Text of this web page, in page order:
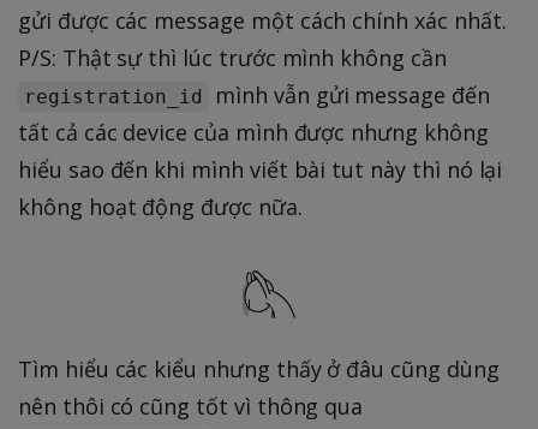
gửi được các message một cách chính xác nhất.
P/S: Thật sự thì lúc trước mình không cần
registration_id
mình vẫn gửi message đến
tất cả các device của mình được nhưng không
hiểu sao đến khi mình viết bài tut này thì nó lại
không hoạt động được nữa.
Tìm hiểu các kiểu nhưng thấy ở đâu cũng dùng
nên thôi có cũng tốt vì thông qua